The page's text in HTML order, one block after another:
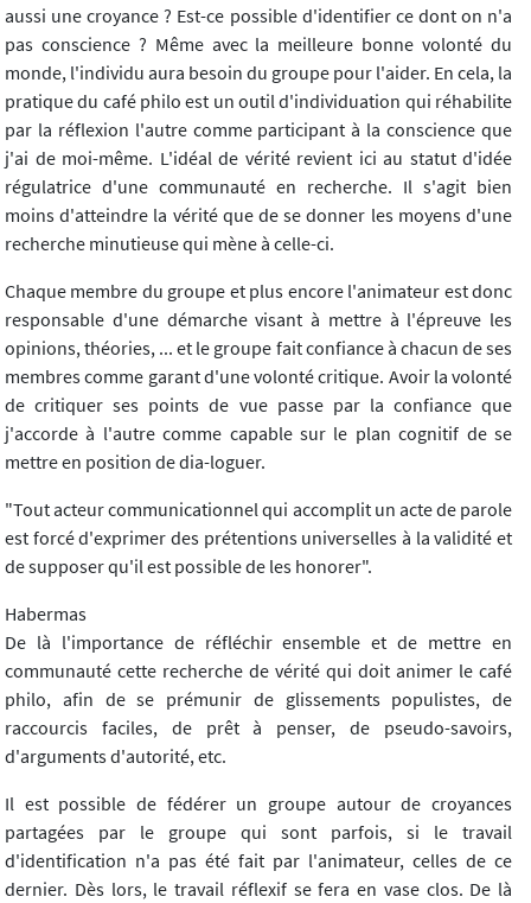
aussi une croyance ? Est-ce possible d'identifier ce dont on n'a
pas conscience ? Même avec la meilleure bonne volonté du
monde, l'individu aura besoin du groupe pour l'aider. En cela, la
pratique du café philo est un outil d'individuation qui réhabilite
par la réflexion l'autre comme participant à la conscience que
j'ai de moi-même. L'idéal de vérité revient ici au statut d'idée
régulatrice d'une communauté en recherche. Il s'agit bien
moins d'atteindre la vérité que de se donner les moyens d'une
recherche minutieuse qui mène à celle-ci.
Chaque membre du groupe et plus encore l'animateur est donc
responsable d'une démarche visant à mettre à l'épreuve les
opinions, théories, ... et le groupe fait confiance à chacun de ses
membres comme garant d'une volonté critique. Avoir la volonté
de critiquer ses points de vue passe par la confiance que
j'accorde à l'autre comme capable sur le plan cognitif de se
mettre en position de dia-loguer.
"Tout acteur communicationnel qui accomplit un acte de parole
est forcé d'exprimer des prétentions universelles à la validité et
de supposer qu'il est possible de les honorer".
Habermas
De là l'importance de réfléchir ensemble et de mettre en
communauté cette recherche de vérité qui doit animer le café
philo, afin de se prémunir de glissements populistes, de
raccourcis faciles, de prêt à penser, de pseudo-savoirs,
d'arguments d'autorité, etc.
Il est possible de fédérer un groupe autour de croyances
partagées par le groupe qui sont parfois, si le travail
d'identification n'a pas été fait par l'animateur, celles de ce
dernier. Dès lors, le travail réflexif se fera en vase clos. De là